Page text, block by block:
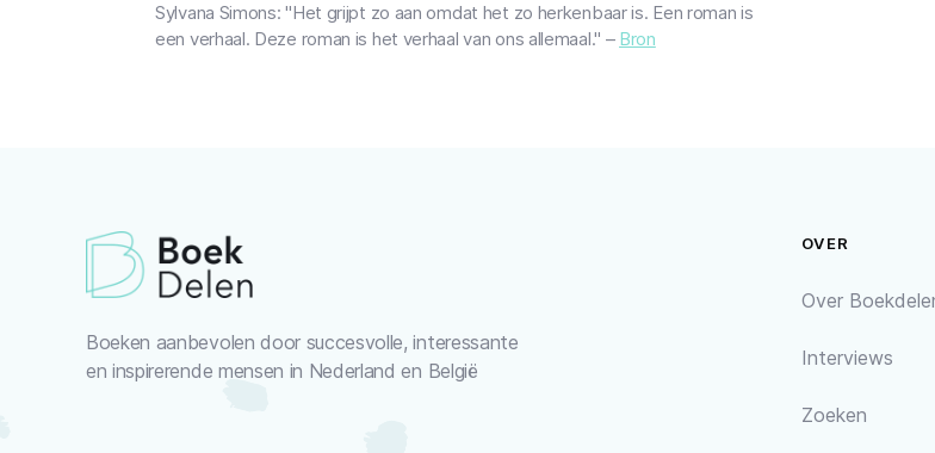
Sylvana Simons: "Het grijpt zo aan omdat het zo herkenbaar is. Een roman is
een verhaal. Deze roman is het verhaal van ons allemaal." – Bron
Boeken aanbevolen door succesvolle, interessante
en inspirerende mensen in Nederland en België
OVER
Over
Interviews
Zoeken